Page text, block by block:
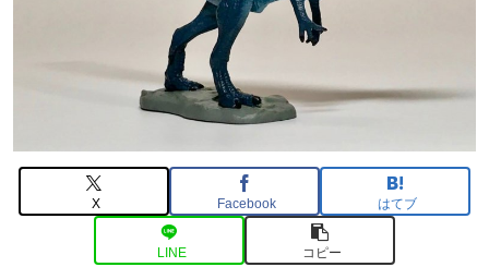
X Facebook はてブ
LINE コピー